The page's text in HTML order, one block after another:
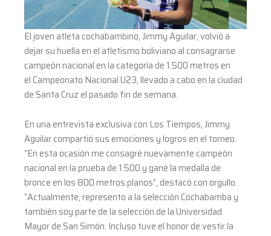
El joven atleta cochabambino, Jimmy Aguilar, volvió a
dejar su huella en el atletismo boliviano al consagrarse
campeón nacional en la categoría de 1.500 metros en
el Campeonato Nacional U23, llevado a cabo en la ciudad
de Santa Cruz el pasado fin de semana.
En una entrevista exclusiva con Los Tiempos, Jimmy
Aguilar compartió sus emociones y logros en el torneo.
“En esta ocasión me consagré nuevamente campeón
nacional en la prueba de 1.500 y gané la medalla de
bronce en los 800 metros planos”, destacó con orgullo.
“Actualmente, represento a la selección Cochabamba y
también soy parte de la selección de la Universidad
Mayor de San Simón. Incluso tuve el honor de vestir la